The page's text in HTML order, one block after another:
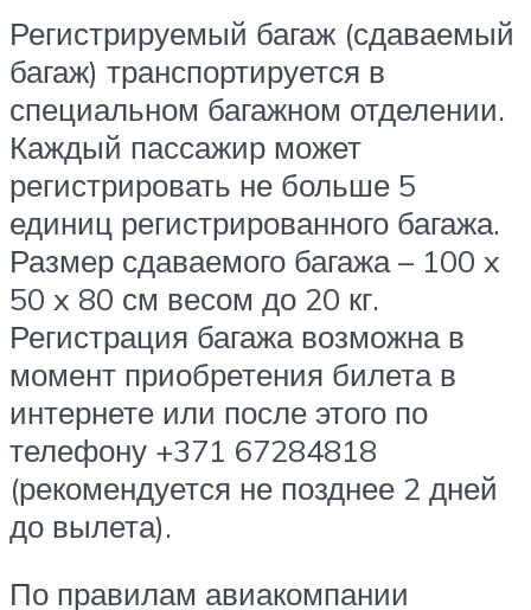
Регистрируемый багаж (сдаваемый
багаж) транспортируется в
специальном багажном отделении.
Каждый пассажир может
регистрировать не больше 5
единиц регистрированного багажа.
Размер сдаваемого багажа – 100 x
50 x 80 см весом до 20 кг.
Регистрация багажа возможна в
момент приобретения билета в
интернете или после этого по
телефону +371 67284818
(рекомендуется не позднее 2 дней
до вылета).
По правилам авиакомпании